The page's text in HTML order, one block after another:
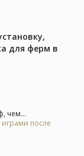
для ферм в
чем...
играми после